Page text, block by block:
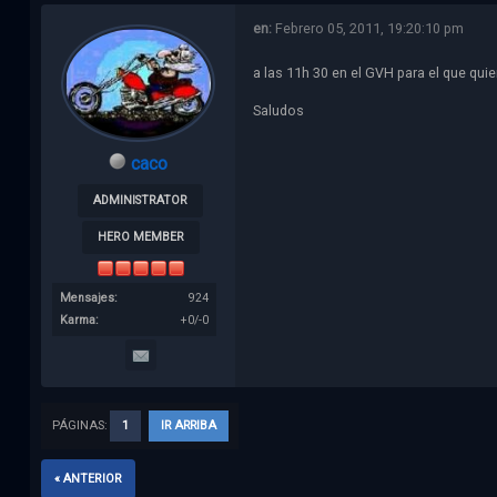
caco
ADMINISTRATOR
HERO MEMBER
Mensajes:
924
Karma:
+0/-0
en:Febrero 05, 2011, 19:20:10 pm
a las 11h 30 en el GVH para el que
Saludos
PÁGINAS: 1 IR ARRIBA
« ANTERIOR